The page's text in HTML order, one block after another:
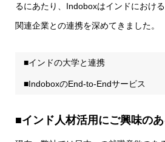
るにあたり、Indoboxはインドにおけ
関連企業との連携を深めてきました。
■インドの大学と連携
■IndoboxのEnd-to-Endサービス
■インド人材活用にご興味の